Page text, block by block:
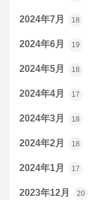
2024年7月 18
2024年6月 19
2024年5月 18
2024年4月 17
2024年3月 18
2024年2月 18
2024年1月 17
2023年12月 20